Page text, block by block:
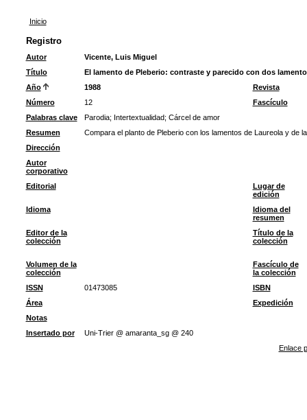
Inicio
Registro
Autor
Vicente, Luis Miguel
Título
El lamento de Pleberio: contraste y parecido con dos
Año
1988
Revista
Número
12
Fascículo
Palabras clave
Parodia; Intertextualidad; Cárcel de amor
Resumen
Compara el planto de Pleberio con los lamentos de Laureola y de
Dirección
Autor
corporativo
Editorial
Lugar de
edición
Idioma
Idioma del
resumen
Editor de la
colección
Título de la
colección
Volumen de la
colección
Fascículo de
la colección
ISSN
01473085
ISBN
Área
Expedición
Notas
Insertado por
Uni-Trier @ amaranta_sg @ 240
Enlace